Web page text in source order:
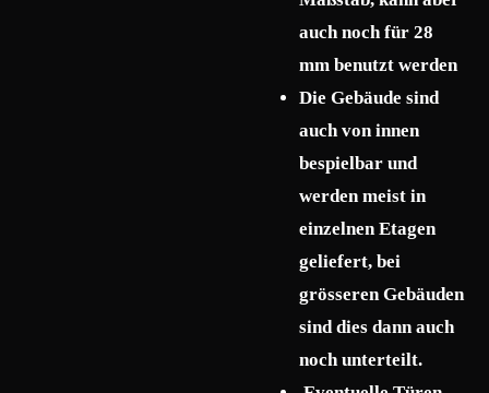
auch noch für 28
mm benutzt werden
Die Gebäude sind
auch von innen
bespielbar und
werden meist in
einzelnen Etagen
geliefert, bei
grösseren Gebäuden
sind dies dann auch
noch unterteilt.